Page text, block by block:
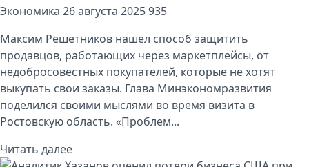
Экономика 26 августа 2025935
Максим Решетников нашел способ защитить
продавцов, работающих через маркетплейсы, от
недобросовестных покупателей, которые не хотят
выкупать свои заказы. Глава Минэкономразвития
поделился своими мыслями во время визита в
Ростовскую область. «Проблем...
Читать далее